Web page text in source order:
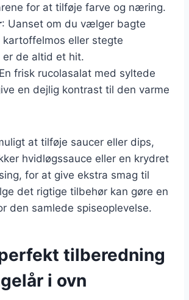
for at tilføje farve og næring.
: Uanset om du vælger bagte
kartoffelmos eller stegte
er de altid et hit.
frisk rucolasalat med syltede
en dejlig kontrast til den varme
at tilføje saucer eller dips,
hvidløgssauce eller en krydret
for at give ekstra smag til
det rigtige tilbehør kan gøre en
den samlede spiseoplevelse.
tilberedning
i ovn